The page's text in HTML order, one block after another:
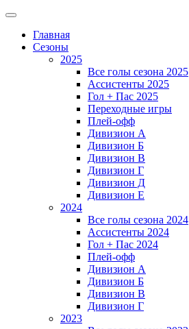
Главная
Сезоны
2025
Все голы сезона 2025
Ассистенты 2025
Гол + Пас 2025
Переходные игры
Плей-офф
Дивизион A
Дивизион Б
Дивизион В
Дивизион Г
Дивизион Д
Дивизион Е
2024
Все голы сезона 2024
Ассистенты 2024
Гол + Пас 2024
Плей-офф
Дивизион A
Дивизион Б
Дивизион В
Дивизион Г
2023